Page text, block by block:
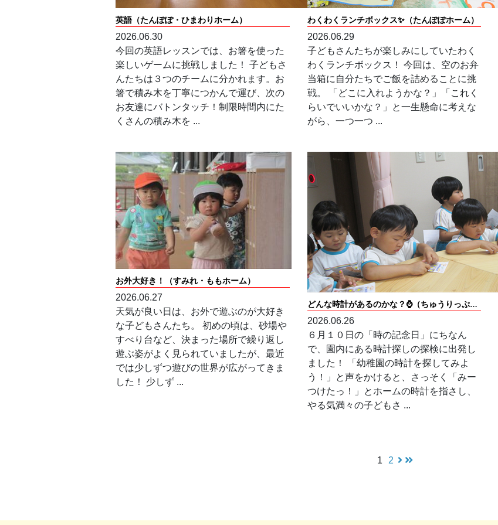
英語（たんぽぽ・ひまわりホーム）
2026.06.30
今回の英語レッスンでは、お箸を使った
楽しいゲームに挑戦しました！ 子どもさ
んたちは３つのチームに分かれます。お
箸で積み木を丁寧につかんで運び、次の
お友達にバトンタッチ！制限時間内にた
くさんの積み木を ...
わくわくランチボックス✨（たんぽぽホーム）
2026.06.29
子どもさんたちが楽しみにしていたわく
わくランチボックス！ 今回は、空のお弁
当箱に自分たちでご飯を詰めることに挑
戦。 「どこに入れようかな？」「これく
らいでいいかな？」と一生懸命に考えな
がら、一つ一つ ...
お外大好き！（すみれ・ももホーム）
2026.06.27
天気が良い日は、お外で遊ぶのが大好き
な子どもさんたち。 初めの頃は、砂場や
すべり台など、決まった場所で繰り返し
遊ぶ姿がよく見られていましたが、最近
では少しずつ遊びの世界が広がってきま
した！ 少しず ...
どんな時計があるのかな？⌚（ちゅうりっぷホーム）
2026.06.26
６月１０日の「時の記念日」にちなん
で、園内にある時計探しの探検に出発し
ました！ 「幼稚園の時計を探してみよ
う！」と声をかけると、さっそく「みー
つけたっ！」とホームの時計を指さし、
やる気満々の子どもさ ...
1 2